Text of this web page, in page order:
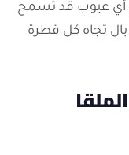
أي عيوب قد تسمح
تجاه كل قطرة